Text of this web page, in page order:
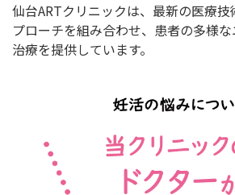
仙台ARTクリニックは、最新の医療
プローチを組み合わせ、患者の多様
治療を提供しています。